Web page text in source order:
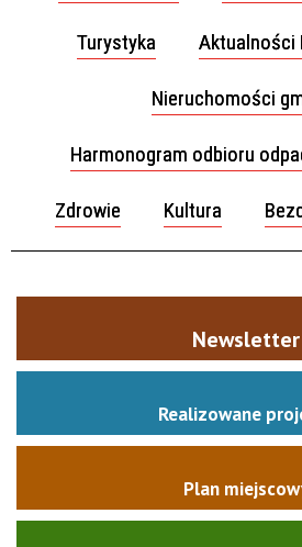
Turystyka Aktualności
Nieruchomości
Harmonogram odbioru
Zdrowie Kultura
Newsletter
Realizowane
Plan